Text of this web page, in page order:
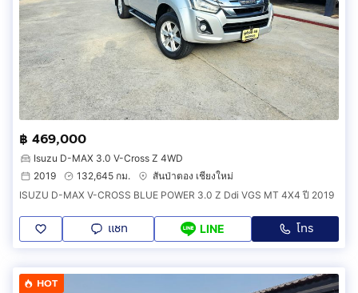
฿ 469,000
Isuzu D-MAX 3.0 V-Cross Z 4WD
2019
132,645 กม.
สันป่าตอง เชียงใหม่
ISUZU D-MAX V-CROSS BLUE POWER 3.0 Z Ddi VGS MT 4X4 ปี 2019
แชท LINE โทร
HOT